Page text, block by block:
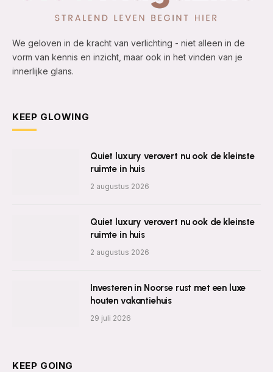
We geloven in de kracht van verlichting - niet alleen in de
vorm van kennis en inzicht, maar ook in het vinden van je
innerlijke glans.
KEEP GLOWING
Quiet luxury verovert nu ook de kleinste
ruimte in huis
2 augustus 2026
Quiet luxury verovert nu ook de kleinste
ruimte in huis
2 augustus 2026
Investeren in Noorse rust met een luxe
houten vakantiehuis
29 juli 2026
KEEP GOING